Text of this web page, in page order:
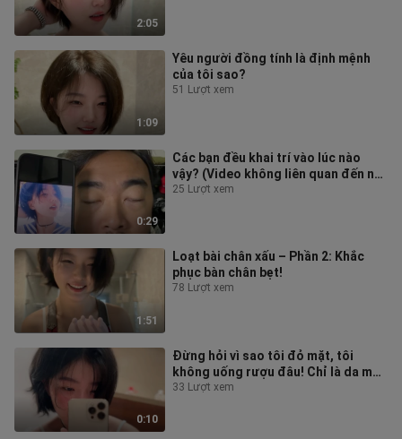
2:05
1:09
Yêu người đồng tính là định mệnh
của tôi sao?
51 Lượt xem
0:29
Các bạn đều khai trí vào lúc nào
vậy? (Video không liên quan đến nội
dung lời bình)
25 Lượt xem
1:51
Loạt bài chân xấu – Phần 2: Khắc
phục bàn chân bẹt!
78 Lượt xem
0:10
Đừng hỏi vì sao tôi đỏ mặt, tôi
không uống rượu đâu! Chỉ là da mặt
mỏng, dễ đỏ mà thôi
33 Lượt xem